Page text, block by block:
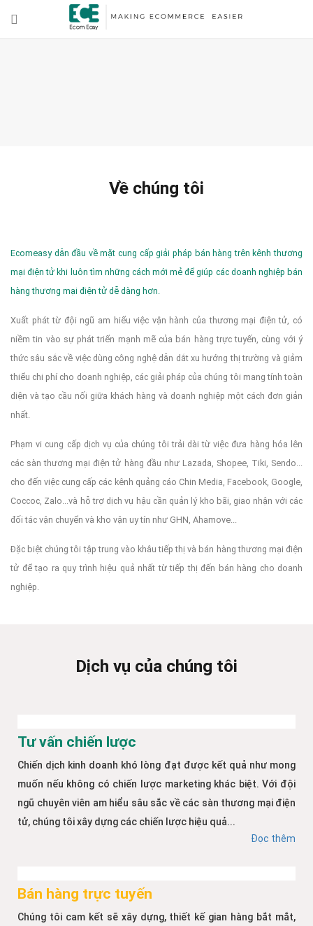
Về chúng tôi
Ecomeasy dẫn đầu về mặt cung cấp giải pháp bán hàng trên kênh thương
mại điện tử khi luôn tìm những cách mới mẻ để giúp các doanh nghiệp bán
hàng thương mại điện tử dễ dàng hơn.
Xuất phát từ đội ngũ am hiểu việc vận hành của thương mại điện tử, có
niềm tin vào sự phát triển mạnh mẽ của bán hàng trực tuyến, cùng với ý
thức sâu sắc về việc dùng công nghệ dẫn dắt xu hướng thị trường và giảm
thiểu chi phí cho doanh nghiệp, các giải pháp của chúng tôi mang tính toàn
diện và tạo cầu nối giữa khách hàng và doanh nghiệp một cách đơn giản
nhất.
Phạm vi cung cấp dịch vụ của chúng tôi trải dài từ việc đưa hàng hóa lên
các sàn thương mại điện tử hàng đầu như Lazada, Shopee, Tiki, Sendo...
cho đến việc cung cấp các kênh quảng cáo Chin Media, Facebook, Google,
Coccoc, Zalo...và hỗ trợ dịch vụ hậu cần quản lý kho bãi, giao nhận với các
đối tác vận chuyển và kho vận uy tín như GHN, Ahamove...
Đặc biệt chúng tôi tập trung vào khâu tiếp thị và bán hàng thương mại điện
tử để tạo ra quy trình hiệu quả nhất từ tiếp thị đến bán hàng cho doanh
nghiệp.
Dịch vụ của chúng tôi
Tư vấn chiến lược
Chiến dịch kinh doanh khó lòng đạt được kết quả như mong
muốn nếu không có chiến lược marketing khác biệt. Với đội
ngũ chuyên viên am hiểu sâu sắc về các sàn thương mại điện
tử, chúng tôi xây dựng các chiến lược hiệu quả...
Đọc thêm
Bán hàng trực tuyến
Chúng tôi cam kết sẽ xây dựng, thiết kế gian hàng bắt mắt,